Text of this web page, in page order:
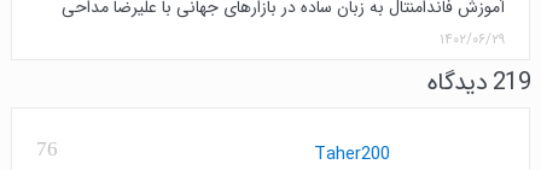
آموزش فاندامنتال به زبان ساده در بازارهای جهانی با علیرضا مداحی
۱۴۰۲/۰۶/۲۹
219 دیدگاه
76 Taher200